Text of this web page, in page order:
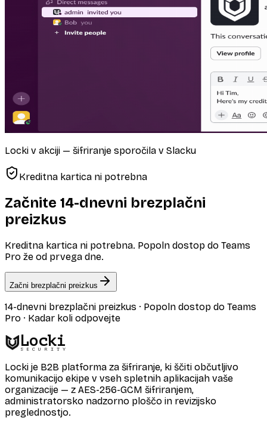
Locki v akciji — šifriranje sporočila v Slacku
Kreditna kartica ni potrebna
Začnite 14-dnevni brezplačni
preizkus
Kreditna kartica ni potrebna. Popoln dostop do Teams
Pro že od prvega dne.
Začni brezplačni preizkus
14-dnevni brezplačni preizkus · Popoln dostop do Teams
Pro · Kadar koli odpovejte
Locki
SECURITY
Locki je B2B platforma za šifriranje, ki ščiti občutljivo
komunikacijo ekipe v vseh spletnih aplikacijah vaše
organizacije — z AES-256-GCM šifriranjem,
administratorsko nadzorno ploščo in revizijsko
preglednostjo.